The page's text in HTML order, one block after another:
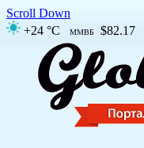
Scroll Down
+24 °C
ММВБ $82.17